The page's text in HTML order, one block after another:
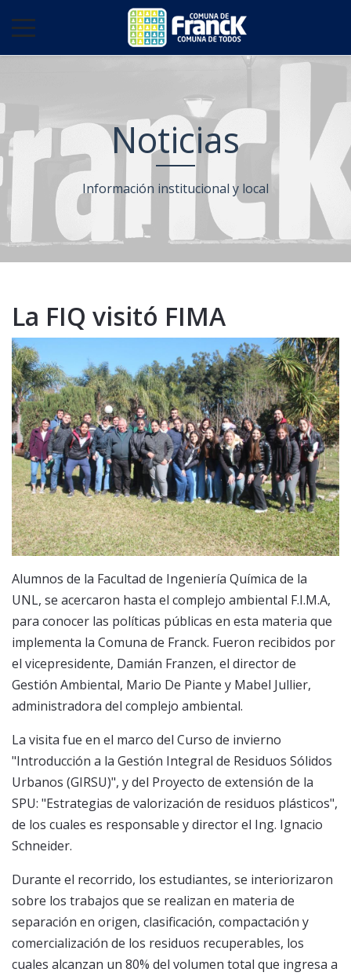
Noticias
Información institucional y local
La FIQ visitó FIMA
Alumnos de la Facultad de Ingeniería Química de la
UNL, se acercaron hasta el complejo ambiental F.I.M.A,
para conocer las políticas públicas en esta materia que
implementa la Comuna de Franck. Fueron recibidos por
el vicepresidente, Damián Franzen, el director de
Gestión Ambiental, Mario De Piante y Mabel Jullier,
administradora del complejo ambiental.
La visita fue en el marco del Curso de invierno
"Introducción a la Gestión Integral de Residuos Sólidos
Urbanos (GIRSU)", y del Proyecto de extensión de la
SPU: "Estrategias de valorización de residuos plásticos",
de los cuales es responsable y director el Ing. Ignacio
Schneider.
Durante el recorrido, los estudiantes, se interiorizaron
sobre los trabajos que se realizan en materia de
separación en origen, clasificación, compactación y
comercialización de los residuos recuperables, los
cuales alcanzan un 80% del volumen total que ingresa a